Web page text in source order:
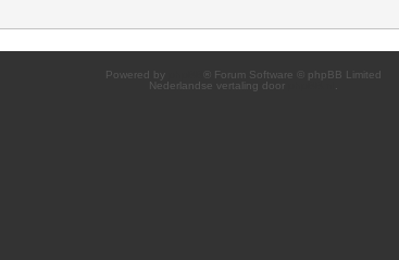
Powered by
® Forum Software © phpBB Limited
Nederlandse vertaling door